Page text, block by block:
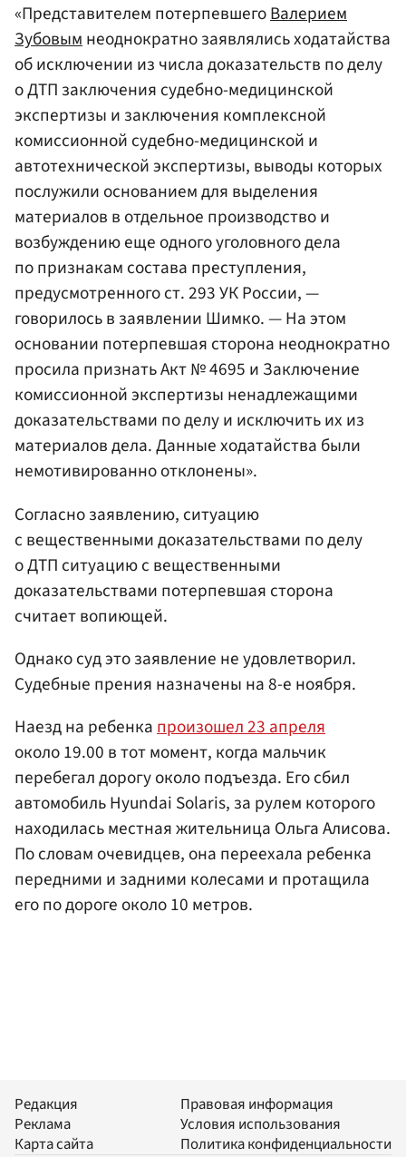
«Представителем потерпевшегоВалерием
Зубовымнеоднократно заявлялись ходатайства
об исключении из числа доказательств по делу
о ДТП заключения судебно-медицинской
экспертизы и заключения комплексной
комиссионной судебно-медицинской и
автотехнической экспертизы, выводы которых
послужили основанием для выделения
материалов в отдельное производство и
возбуждению еще одного уголовного дела
по признакам состава преступления,
предусмотренного ст. 293 УК России, —
говорилось в заявлении Шимко. — На этом
основании потерпевшая сторона неоднократно
просила признать Акт № 4695 и Заключение
комиссионной экспертизы ненадлежащими
доказательствами по делу и исключить их из
материалов дела. Данные ходатайства были
немотивированно отклонены».
Согласно заявлению, ситуацию
с вещественными доказательствами по делу
о ДТП ситуацию с вещественными
доказательствами потерпевшая сторона
считает вопиющей.
Однако суд это заявление не удовлетворил.
Судебные прения назначены на 8-е ноября.
Наезд на ребенкапроизошел 23 апреля
около 19.00 в тот момент, когда мальчик
перебегал дорогу около подъезда. Его сбил
автомобиль Hyundai Solaris, за рулем которого
находилась местная жительница Ольга Алисова.
По словам очевидцев, она переехала ребенка
передними и задними колесами и протащила
его по дороге около 10 метров.
Редакция
Реклама
Карта сайта
Правовая информация
Условия использования
Политика конфиденциальности